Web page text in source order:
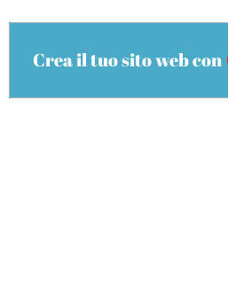
Crea il tuo sito web con